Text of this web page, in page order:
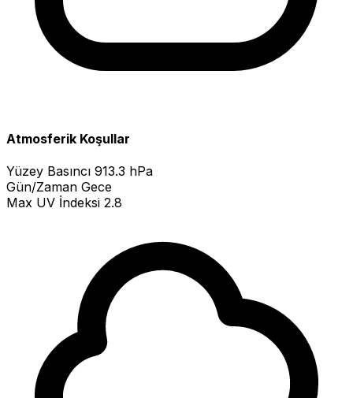
Atmosferik Koşullar
Yüzey Basıncı 913.3 hPa
Gün/Zaman Gece
Max UV İndeksi 2.8